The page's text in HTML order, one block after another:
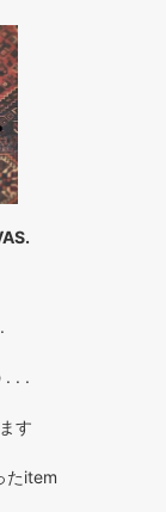
. . .
す
たitem